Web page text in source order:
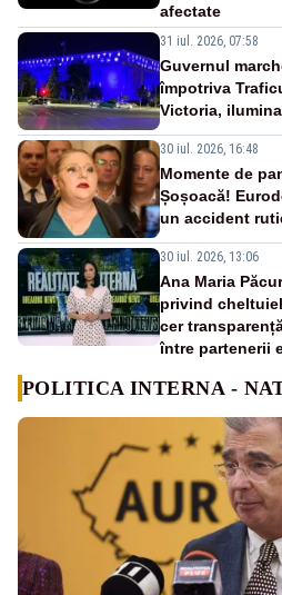
afectate
31 iul. 2026, 07:58
Guvernul
împotriva
Victoria,
30 iul. 2026, 16:48
Momente de
Șoșoacă!
un accident
30 iul. 2026, 13:06
Ana Maria
privind
cer
între partenerii
POLITICA INTERNA -